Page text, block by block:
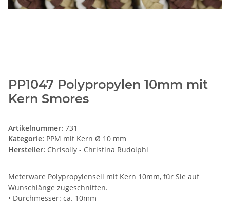
PP1047 Polypropylen 10mm mit
Kern Smores
Artikelnummer: 731
Kategorie: PPM mit Kern Ø 10 mm
Hersteller: Chrisolly - Christina Rudolphi
Meterware Polypropylenseil mit Kern 10mm, für Sie auf
Wunschlänge zugeschnitten.
• Durchmesser: ca. 10mm